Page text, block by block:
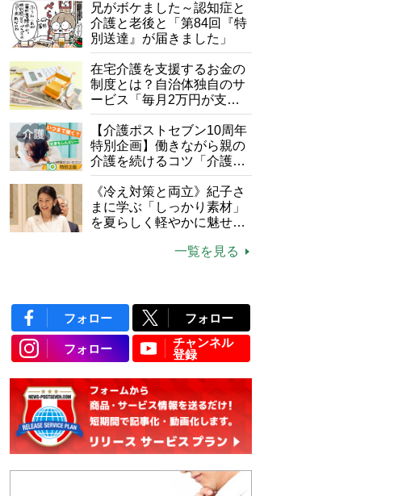
これからみんなの食卓に届くよ～
け方
兄がボケました～認知症と
介護と老後と「第84回『特
別送達』が届きました」
在宅介護を支援するお金の
制度とは？自治体独自のサ
ービス「毎月2万円が支給
される」ケースも【FP解
説】
【介護ポストセブン10周年
特別企画】働きながら親の
介護を続けるコツ「介護は
10年以上続くことも…3つ
のフェーズに分けて考えて
みよう」【社会福祉士解
説】
《冷え対策と両立》紀子さ
まに学ぶ「しっかり素材」
を夏らしく軽やかに魅せる
一覧を見る
フォロー フォロー
フォロー
チャンネル
登録